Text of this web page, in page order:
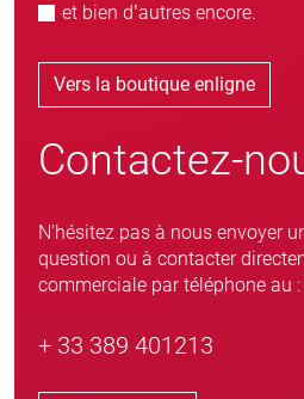
et bien d’autres encore.
Vers la boutique enligne
Contactez-
N'hésitez pas à nous envoyer
question ou à contacter
commerciale par téléphone au :
+ 33 389 401213